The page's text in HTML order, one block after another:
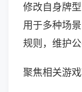
修改自身牌
用于多种场
规则，维护公
聚焦相关游